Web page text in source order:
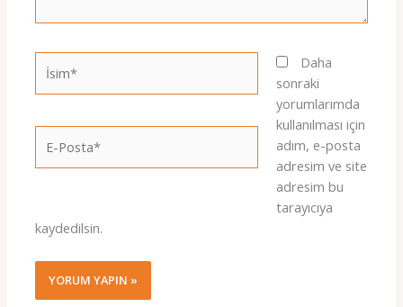
Posta*
Daha
sonraki
yorumlarımda
kullanılması için
adım, e-posta
adresim ve site
adresim bu
tarayıcıya
kaydedilsin.